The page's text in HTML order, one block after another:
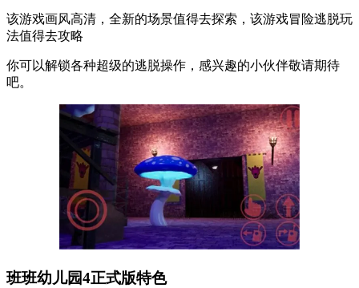
该游戏画风高清，全新的场景值得去探索，该游戏冒险逃脱玩
法值得去攻略
你可以解锁各种超级的逃脱操作，感兴趣的小伙伴敬请期待
吧。
班班幼儿园4正式版特色